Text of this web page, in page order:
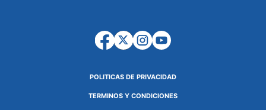
POLITICAS DE PRIVACIDAD
TERMINOS Y CONDICIONES